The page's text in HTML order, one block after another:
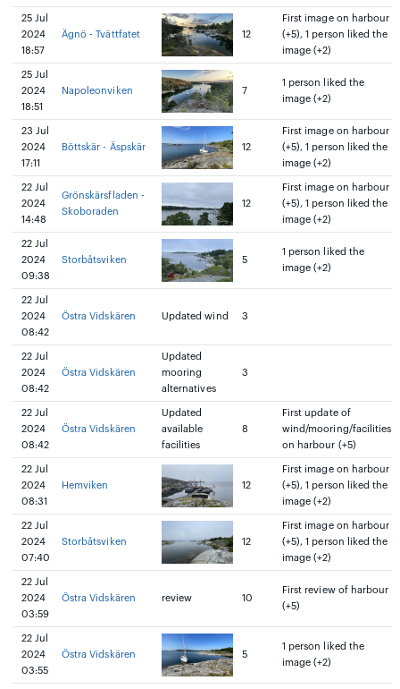
25 Jul
2024
18:57
Ägnö - Tvättfatet 12
First image on harbour
(+5), 1 person liked the
image (+2)
25 Jul
2024
18:51
Napoleonviken 7
1 person liked the
image (+2)
23 Jul
2024
17:11
Böttskär - Äspskär 12
First image on harbour
(+5), 1 person liked the
image (+2)
22 Jul
2024
14:48
Grönskärsfladen -
Skoboraden
12
First image on harbour
(+5), 1 person liked the
image (+2)
22 Jul
2024
09:38
Storbåtsviken 5
1 person liked the
image (+2)
22 Jul
2024
08:42
Östra Vidskären Updated wind 3
22 Jul
2024
08:42
Östra Vidskären
Updated
mooring
alternatives
3
22 Jul
2024
08:42
Östra Vidskären
Updated
available
facilities
8
First update of
wind/mooring/facilities
on harbour (+5)
22 Jul
2024
08:31
Hemviken 12
First image on harbour
(+5), 1 person liked the
image (+2)
22 Jul
2024
07:40
Storbåtsviken 12
First image on harbour
(+5), 1 person liked the
image (+2)
22 Jul
2024
03:59
Östra Vidskären review 10
First review of harbour
(+5)
22 Jul
2024
03:55
Östra Vidskären 5
1 person liked the
image (+2)